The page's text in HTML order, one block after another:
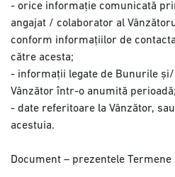
- orice informație comunicată
angajat / colaborator al
conform informațiilor de
către acesta;
- informații legate de Bunurile
Vânzător într-o anumită perioadă;
- date referitoare la Vânzător,
acestuia.
Document – prezentele Termene